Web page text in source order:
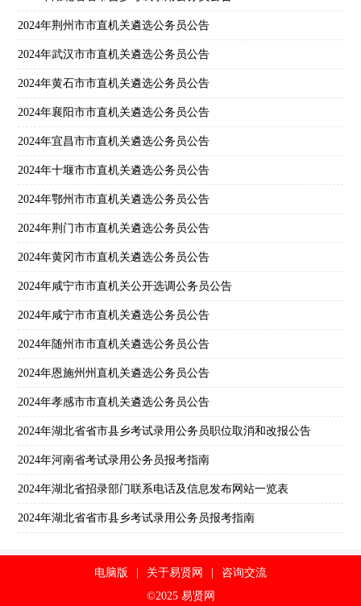
2024年荆州市市直机关遴选公务员公告
2024年武汉市市直机关遴选公务员公告
2024年黄石市市直机关遴选公务员公告
2024年襄阳市市直机关遴选公务员公告
2024年宜昌市市直机关遴选公务员公告
2024年十堰市市直机关遴选公务员公告
2024年鄂州市市直机关遴选公务员公告
2024年荆门市市直机关遴选公务员公告
2024年黄冈市市直机关遴选公务员公告
2024年咸宁市市直机关公开选调公务员公告
2024年咸宁市市直机关遴选公务员公告
2024年随州市市直机关遴选公务员公告
2024年恩施州州直机关遴选公务员公告
2024年孝感市市直机关遴选公务员公告
2024年湖北省省市县乡考试录用公务员职位取消和改报公告
2024年河南省考试录用公务员报考指南
2024年湖北省招录部门联系电话及信息发布网站一览表
2024年湖北省省市县乡考试录用公务员报考指南
电脑版 关于易贤网
咨询交流
©2025 易贤网